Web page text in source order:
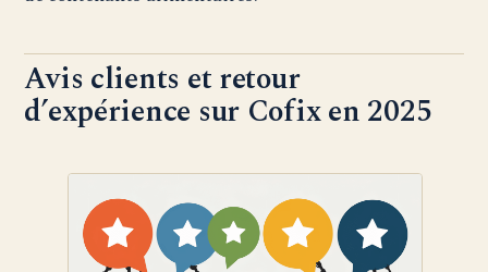
Avis clients et retour
d’expérience sur Cofix en 2025